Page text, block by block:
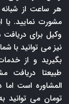
هر ساعت از
مشورت نمایید. یا
وکیل برای
بگیرید و از
طبیعتا دریافت